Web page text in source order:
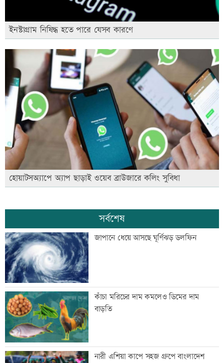
ইনস্টাগ্রাম নিষিদ্ধ হতে পারে যেসব কারণে
হোয়াটসঅ্যাপে অ্যাপ ছাড়াই ওয়েব ব্রাউজারে কলিং সুবিধা
সর্বশেষ
জাপানে ধেয়ে আসছে ঘূর্ণিঝড় ডলফিন
কাঁচা মরিচের দাম কমলেও ডিমের দাম
বাড়তি
নারী এশিয়া কাপে সহজ গ্রুপে বাংলাদেশ